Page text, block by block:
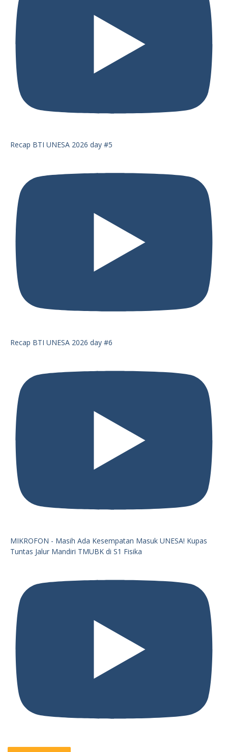
Recap BTI UNESA 2026 day #5
Recap BTI UNESA 2026 day #6
MIKROFON - Masih Ada Kesempatan Masuk UNESA! Kupas
Tuntas Jalur Mandiri TMUBK di S1 Fisika